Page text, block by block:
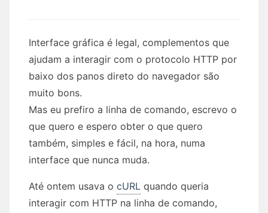
Interface gráfica é legal, complementos que
ajudam a interagir com o protocolo HTTP por
baixo dos panos direto do navegador são
muito bons.
Mas eu prefiro a linha de comando, escrevo o
que quero e espero obter o que quero
também, simples e fácil, na hora, numa
interface que nunca muda.
Até ontem usava o cURL quando queria
interagir com HTTP na linha de comando,